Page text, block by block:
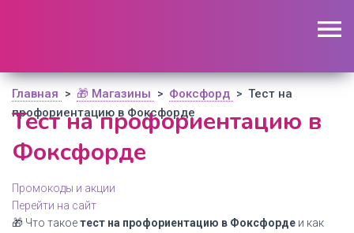
Главная > 🎁 Магазины > Фоксфорд > Тест на
профориентацию в Фоксфорде
Тест на профориентацию в
Фоксфорде
Промокоды и акции
Перейти на сайт
🎁 Что такоетест на профориентацию в Фоксфорде и как